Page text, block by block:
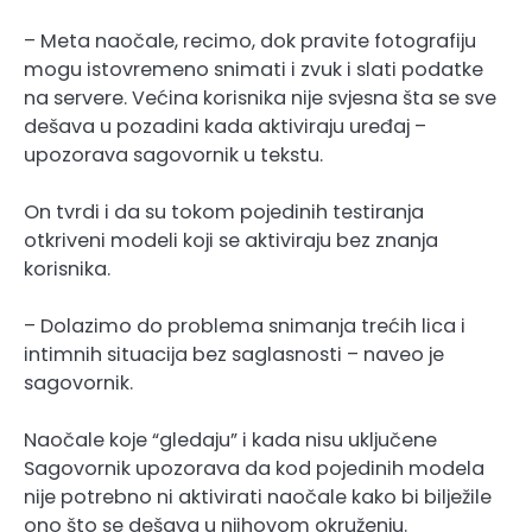
– Meta naočale, recimo, dok pravite fotografiju
mogu istovremeno snimati i zvuk i slati podatke
na servere. Većina korisnika nije svjesna šta se sve
dešava u pozadini kada aktiviraju uređaj –
upozorava sagovornik u tekstu.
On tvrdi i da su tokom pojedinih testiranja
otkriveni modeli koji se aktiviraju bez znanja
korisnika.
– Dolazimo do problema snimanja trećih lica i
intimnih situacija bez saglasnosti – naveo je
sagovornik.
Naočale koje “gledaju” i kada nisu uključene
Sagovornik upozorava da kod pojedinih modela
nije potrebno ni aktivirati naočale kako bi bilježile
ono što se dešava u njihovom okruženju.